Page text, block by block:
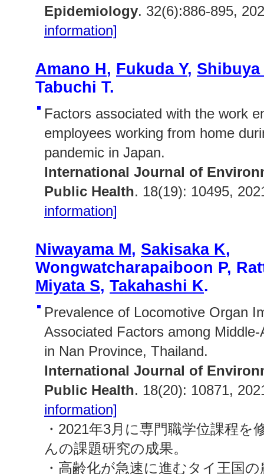
Epidemiology. 32(6):886-895,
information]
Amano H, Fukuda Y, Shibuya
Tabuchi T.
Factors associated with the work
employees working from home
pandemic in Japan.
International Journal of
Public Health. 18(19): 10495,
information]
Niwayama M, Sakisaka K,
Wongwatcharapaiboon P,
Miyata S, Takahashi K.
Prevalence of Locomotive Organ
Associated Factors among
in Nan Province, Thailand.
International Journal of
Public Health. 18(20): 10871,
information]
・2021年3月に専門職学位課程を
んの課題研究の成果。
・高齢化が急速に進むタイ王国